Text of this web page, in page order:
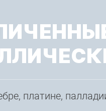
платине,